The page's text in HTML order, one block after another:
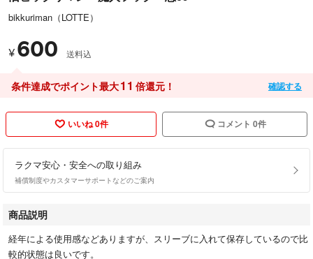
bikkuriman（LOTTE）
¥ 600 送料込
条件達成でポイント最大11 倍還元！ 確認する
いいね 0件 コメント 0件
ラクマ安心・安全への取り組み
補償制度やカスタマーサポートなどのご案内
商品説明
経年による使用感などありますが、スリーブに入れて保存しているので比
較的状態は良いです。